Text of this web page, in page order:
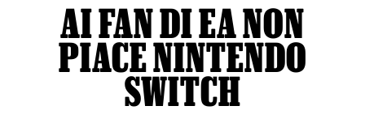
AI FAN DI EA NON
PIACE NINTENDO
SWITCH